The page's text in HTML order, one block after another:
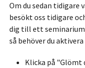
Om du sedan tidigare
besökt oss tidigare
dig till ett
så behöver du
Klicka på